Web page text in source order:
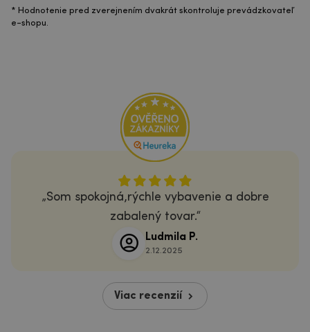
* Hodnotenie pred zverejnením dvakrát skontroluje prevádzkovateľ
e-shopu.
Som spokojná,rýchle vybavenie a dobre
zabalený tovar.
Ludmila P.
2.12.2025
Viac recenzií